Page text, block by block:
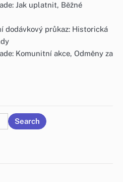
Jak uplatnit, Běžné
dodávkový průkaz: Historická
Komunitní akce, Odměny za